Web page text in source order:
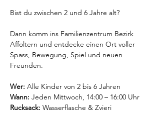
Bist du zwischen 2 und 6 Jahre alt?
Dann komm ins Familienzentrum Bezirk
Affoltern und entdecke einen Ort voller
Spass, Bewegung, Spiel und neuen
Freunden.
Wer: Alle Kinder von 2 bis 6 Jahren
Wann: Jeden Mittwoch, 14:00 – 16:00 Uhr
Rucksack: Wasserflasche & Zvieri